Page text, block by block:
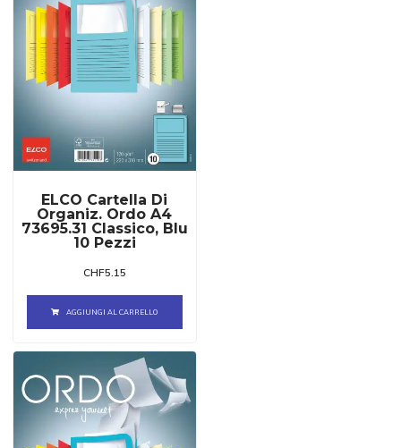
ELCO Cartella Di
Organiz. Ordo A4
73695.31 Classico, Blu
10 Pezzi
CHF5.15
AGGIUNGI AL CARRELLO